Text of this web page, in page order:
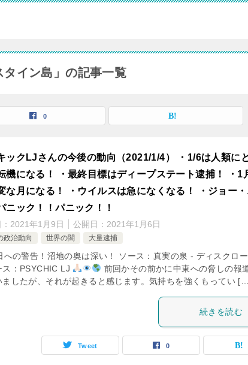
イン島」の記事一覧
0
ックLJさんの今後の動向（2021/1/4） ・1/6は人類に
機になる！ ・最終目標はディープステート逮捕！ ・1
な月になる！ ・ウイルスは急になくなる！ ・ジョー
ニック！！パニック！！
2021年1月9日 公開日： 2021年1月6日
政治動向 世界の闇 大量逮捕
への警告！沼地の奥は深い！ ソース：真実の泉 - ディスクロ
ス：PSYCHIC LJ
前回かその前かに中東への脅しの報
ましたが、それが起きると感じます。気持ちを強くもってい
続きを読む
Tweet 0